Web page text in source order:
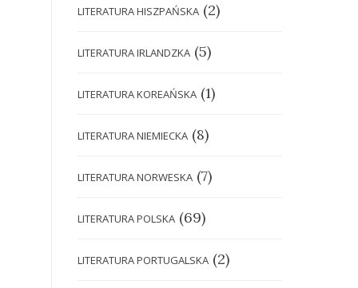
LITERATURA HISZPAŃSKA (2)
LITERATURA IRLANDZKA (5)
LITERATURA KOREAŃSKA (1)
LITERATURA NIEMIECKA (8)
LITERATURA NORWESKA (7)
LITERATURA POLSKA (69)
LITERATURA PORTUGALSKA (2)